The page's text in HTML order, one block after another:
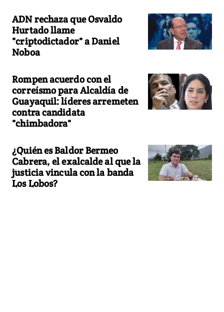
ADN rechaza que Osvaldo
Hurtado llame
"criptodictador" a Daniel
Noboa
Rompen acuerdo con el
correísmo para Alcaldía de
Guayaquil: líderes arremeten
contra candidata
"chimbadora"
¿Quién es Baldor Bermeo
Cabrera, el exalcalde al que la
justicia vincula con la banda
Los Lobos?